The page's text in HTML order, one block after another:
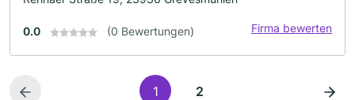
0.0 (0 Bewertungen) Firma bewerten
1 2